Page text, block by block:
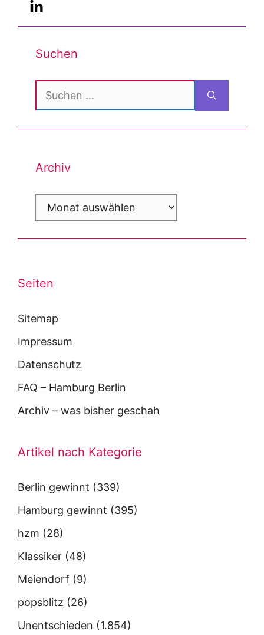
Suchen
Suchen
nach:
Archiv
Archiv
Seiten
Sitemap
Impressum
Datenschutz
FAQ – Hamburg Berlin
Archiv – was bisher geschah
Artikel nach Kategorie
Berlin gewinnt (339)
Hamburg gewinnt (395)
hzm (28)
Klassiker (48)
Meiendorf (9)
popsblitz (26)
Unentschieden (1.854)